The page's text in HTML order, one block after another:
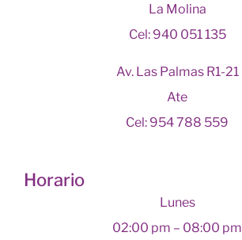
La Molina
Cel: 940 051 135
Av. Las Palmas R1-21
Ate
Cel: 954 788 559
Horario
Lunes
02:00 pm – 08:00 pm